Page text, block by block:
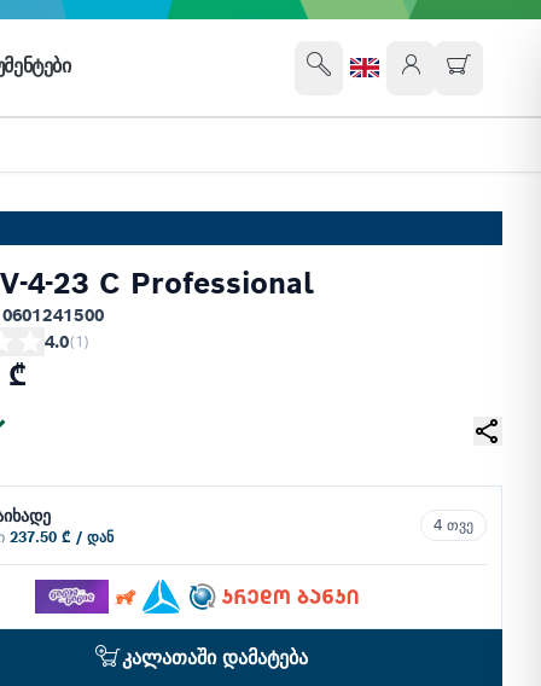
4-23 C Professional
4.0(1 )
₾
237.50 ₾ / დან
4 თვე
კალათაში დამატება